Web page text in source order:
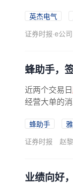
英杰电气
证券时报·e公司
蜂助手，
近两个交易日
经营大单的
蜂助手
证券时报
赵
业绩向好